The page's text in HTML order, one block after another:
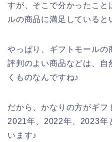
すが、そこで分かったこと
ルの商品に満足していると
やっぱり、ギフトモールの
評判のよい商品などは、自
くものなんですね♪
だから、かなりの方がギフ
2021年、2022年、2023年
います♪